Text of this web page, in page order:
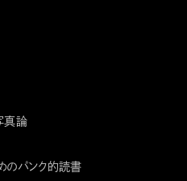
真論
のパンク的読書